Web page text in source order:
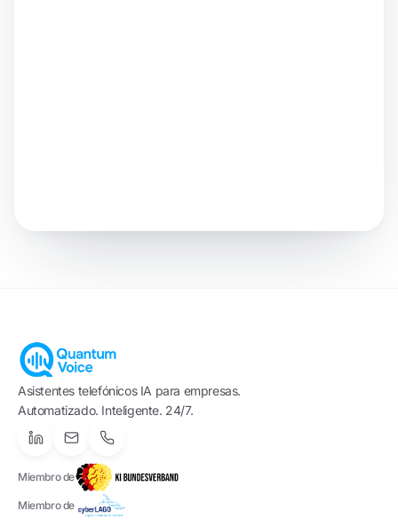
Asistentes telefónicos IA para empresas.
Automatizado. Inteligente. 24/7.
Miembro de
Miembro de